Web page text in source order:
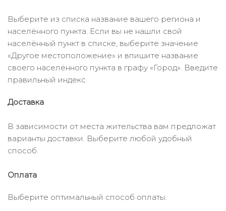
Выберите из списка название вашего региона и
населённого пункта. Если вы не нашли свой
населённый пункт в списке, выберите значение
«Другое местоположение» и впишите название
своего населённого пункта в графу «Город». Введите
правильный индекс.
Доставка
В зависимости от места жительства вам предложат
варианты доставки. Выберите любой удобный
способ.
Оплата
Выберите оптимальный способ оплаты.